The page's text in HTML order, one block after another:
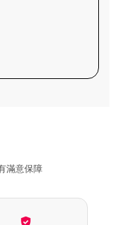
滿意保障